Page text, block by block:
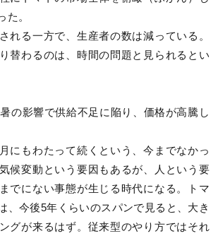
た。
れる一方で、生産者の数は減っている。
替わるのは、時間の問題と見られるとい
の影響で供給不足に陥り、価格が高騰し
にもわたって続くという、今までなかっ
候変動という要因もあるが、人という要
でにない事態が生じる時代になる。トマ
、今後5年くらいのスパンで見ると、大き
グが来るはず。従来型のやり方ではそれ